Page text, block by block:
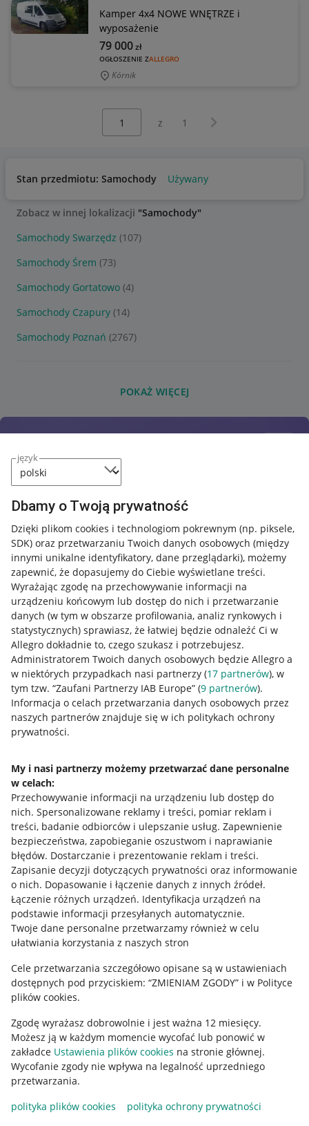
język
Dbamy o Twoją prywatność
Dzięki plikom cookies i technologiom pokrewnym (np. piksele,
SDK) oraz przetwarzaniu Twoich danych osobowych (między
innymi unikalne identyfikatory, dane przeglądarki), możemy
zapewnić, że dopasujemy do Ciebie wyświetlane treści.
Wyrażając zgodę na przechowywanie informacji na
urządzeniu końcowym lub dostęp do nich i przetwarzanie
danych (w tym w obszarze profilowania, analiz rynkowych i
statystycznych) sprawiasz, że łatwiej będzie odnaleźć Ci w
Allegro dokładnie to, czego szukasz i potrzebujesz.
Administratorem Twoich danych osobowych będzie Allegro a
w niektórych przypadkach nasi partnerzy (17 partnerów), w
tym tzw. “Zaufani Partnerzy IAB Europe” (9 partnerów).
Informacja o celach przetwarzania danych osobowych przez
naszych partnerów znajduje się w ich politykach ochrony
prywatności.
My i nasi partnerzy możemy przetwarzać dane personalne
w celach:
Przechowywanie informacji na urządzeniu lub dostęp do
nich. Spersonalizowane reklamy i treści, pomiar reklam i
treści, badanie odbiorców i ulepszanie usług. Zapewnienie
bezpieczeństwa, zapobieganie oszustwom i naprawianie
błędów. Dostarczanie i prezentowanie reklam i treści.
Zapisanie decyzji dotyczących prywatności oraz informowanie
o nich. Dopasowanie i łączenie danych z innych źródeł.
Łączenie różnych urządzeń. Identyfikacja urządzeń na
podstawie informacji przesyłanych automatycznie.
Twoje dane personalne przetwarzamy również w celu
ułatwiania korzystania z naszych stron
Cele przetwarzania szczegółowo opisane są w ustawieniach
dostępnych pod przyciskiem: “ZMIENIAM ZGODY” i w Polityce
plików cookies.
Zgodę wyrażasz dobrowolnie i jest ważna 12 miesięcy.
Możesz ją w każdym momencie wycofać lub ponowić w
zakładce Ustawienia plików cookies na stronie głównej.
Wycofanie zgody nie wpływa na legalność uprzedniego
przetwarzania.
polityka plików cookies
polityka ochrony prywatności
Kamper 4x4 NOWE WNĘTRZE i
wyposażenie
OGŁOSZENIE ZALLEGRO
79 000zł
Kórnik
z 1 Następna strona
Stan przedmiotu: Samochody Używany
Zobacz w innej lokalizacji "Samochody"
Samochody Swarzędz (107)
Samochody Śrem (73)
Samochody Gortatowo (4)
Samochody Czapury (14)
Samochody Poznań (2767)
POKAŻ WIĘCEJ
Przydatne informacje
Jak to działa
Allegro Gadane dla sprzedających
Allegro Gadane dla kupujących
Mapa miejscowości
Informacje prawne
Regulamin
Polityka plików "cookies"
Ustawienia plików "cookies"
Udostępnianie lokalizacji
Informacje dla Aktu o Usługach Cyfrowych
Pobierz aplikację